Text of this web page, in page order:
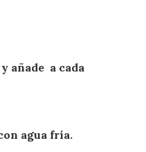
añade a cada
agua fría.